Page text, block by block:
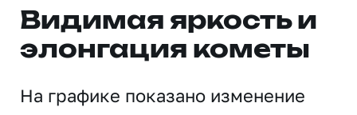
Видимая яркость и
элонгация кометы
На графике показано изменение